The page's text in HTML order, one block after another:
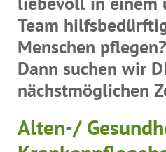
Team
Menschen
Dann suchen wir
nächstmöglichen
Alten-/